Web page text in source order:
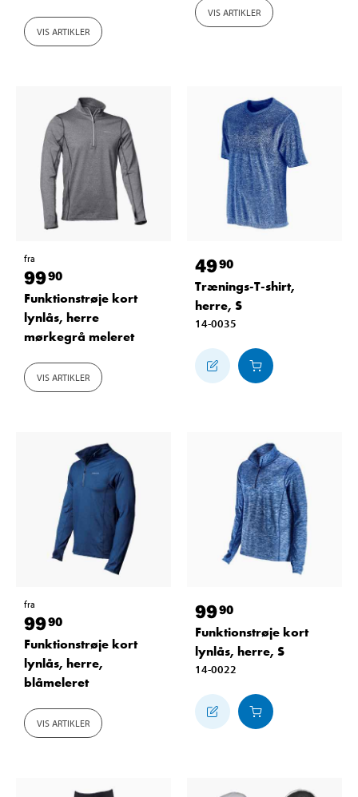
VIS ARTIKLER
VIS ARTIKLER
fra
9990
Funktionstrøje kort
lynlås, herre
mørkegrå meleret
VIS ARTIKLER
4990
Trænings-T-shirt,
herre, S
14-0035
fra
9990
Funktionstrøje kort
lynlås, herre,
blåmeleret
VIS ARTIKLER
9990
Funktionstrøje kort
lynlås, herre, S
14-0022